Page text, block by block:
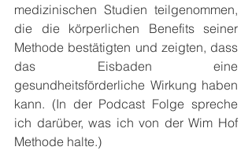
medizinischen Studien teilgenommen,
die die körperlichen Benefits seiner
Methode bestätigten und zeigten, dass
das Eisbaden eine
gesundheitsförderliche Wirkung haben
kann. (In der Podcast Folge spreche
ich darüber, was ich von der Wim Hof
Methode halte.)